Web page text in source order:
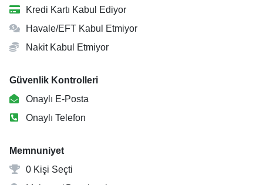
Kredi Kartı Kabul Ediyor
Havale/EFT Kabul Etmiyor
Nakit Kabul Etmiyor
Güvenlik Kontrolleri
Onaylı E-Posta
Onaylı Telefon
Memnuniyet
0 Kişi Seçti